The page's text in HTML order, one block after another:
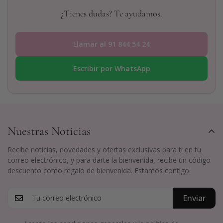
¿Tienes dudas? Te ayudamos.
Llamar al 91 844 54 24
Escribir por WhatsApp
Nuestras Noticias
Recibe noticias, novedades y ofertas exclusivas para ti en tu
correo electrónico, y para darte la bienvenida, recibe un código
descuento como regalo de bienvenida. Estamos contigo.
Enviar